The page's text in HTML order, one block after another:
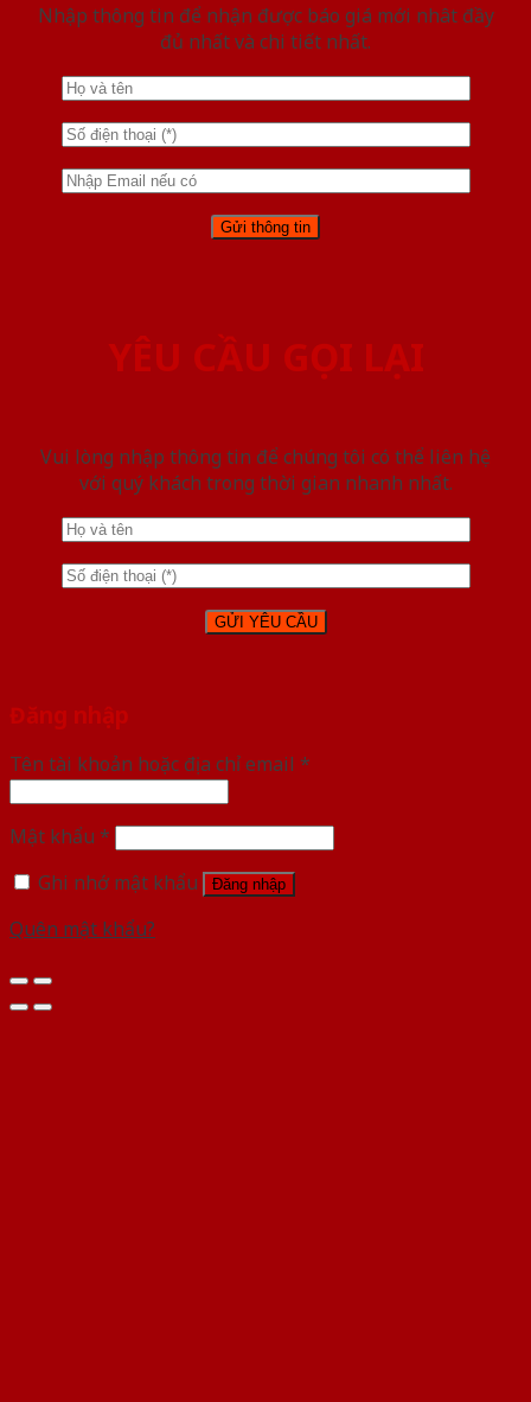
Nhập thông tin để nhận được báo giá mới nhât đầy
đủ nhất và chi tiết nhất.
YÊU CẦU GỌI LẠI
Vui lòng nhập thông tin để chúng tôi có thể liên hệ
với quý khách trong thời gian nhanh nhất.
Đăng nhập
Tên tài khoản hoặc địa chỉ email *
Mật khẩu *
Ghi nhớ mật khẩu
Đăng nhập
Quên mật khẩu?